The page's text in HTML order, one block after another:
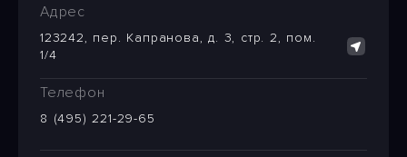
Адрес
123242, пер. Капранова, д. 3, стр. 2, пом.
1/4
Телефон
8 (495) 221-29-65